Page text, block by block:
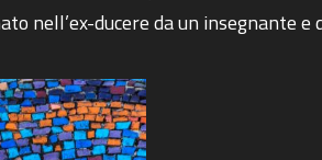
nell’ex-ducere da un insegnante e